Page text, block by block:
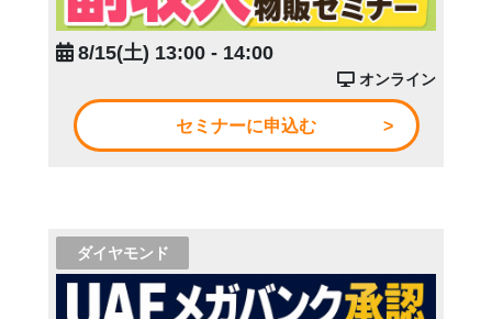
8/15(土) 13:00 - 14:00
オンライン
セミナーに申込む
ダイヤモンド